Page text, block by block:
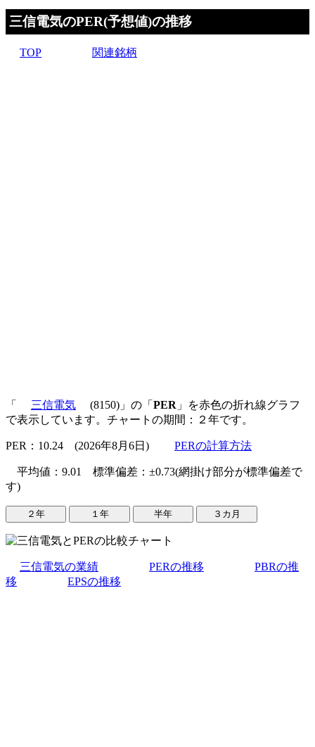
三信電気のPER(予想値)の推移
TOP 関連銘柄
「 三信電気 (8150)」の「 PER 」を赤色の折れ線グラフ
で表示しています。チャートの期間：２年です。
PER：10.24 (2026年8月6日) PERの計算方法
平均値：9.01 標準偏差：±0.73(網掛け部分が標準偏差で
す)
三信電気の業績 PERの推移
PBRの推
移
EPSの推移